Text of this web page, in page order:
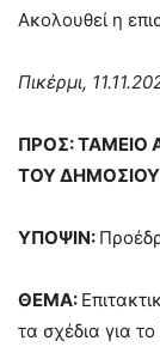
Ακολουθεί η
Πικέρμι,
ΠΡΟΣ: ΤΑΜΕΙΟ
ΤΟΥ ΔΗΜΟΣΙΟΥ
ΥΠΟΨΙΝ:
ΘΕΜΑ:
τα σχέδια για